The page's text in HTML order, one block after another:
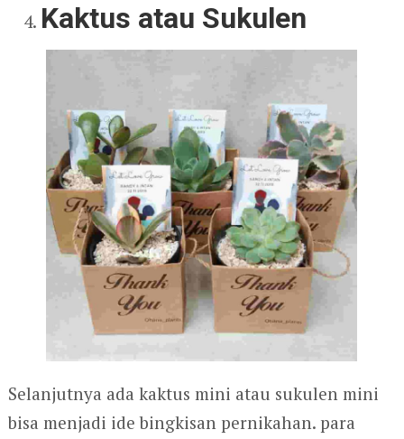
Kaktus atau Sukulen
Selanjutnya ada kaktus mini atau sukulen mini
bisa menjadi ide bingkisan pernikahan. para